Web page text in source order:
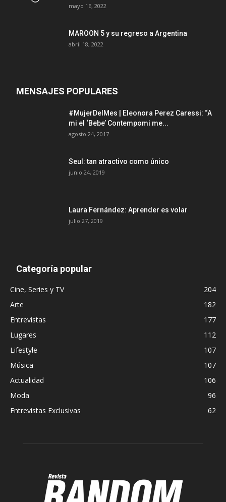
mayo 16, 2022
MAROON 5 y su regreso a Argentina
abril 18, 2022
MENSAJES POPULARES
#MujerDelMes | Eleonora Perez Caressi: “A
mi el ‘Bebe’ Contempomi me...
agosto 24, 2017
Seul: tan atractivo como único
junio 24, 2019
Laura Fernández: Aprender es volar
julio 27, 2019
Categoría popular
Cine, Series y TV
204
Arte
182
Entrevistas
177
Lugares
112
Lifestyle
107
Música
107
Actualidad
106
Moda
96
Entrevistas Exclusivas
62